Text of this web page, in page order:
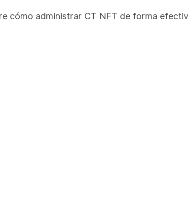
cómo administrar CT NFT de forma